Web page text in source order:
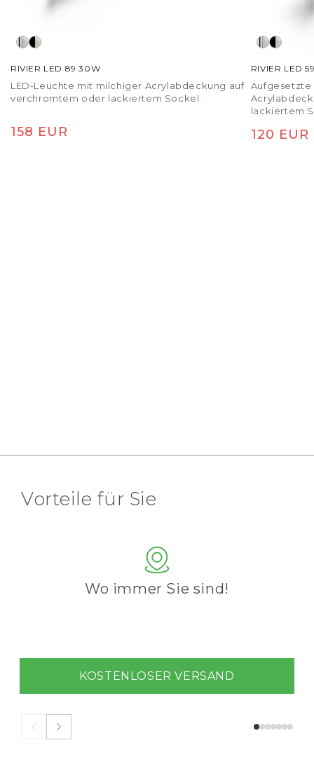
RIVIER LED 89 30W
LED-Leuchte mit milchiger Acrylabdeckung auf
verchromtem oder lackiertem Sockel.
Normaler Preis
158 EUR
RIVIER LED
Aufgesetzte
lackiertem
120 EUR
Vorteile für Sie
Wo immer Sie sind!
KOSTENLOSER VERSAND